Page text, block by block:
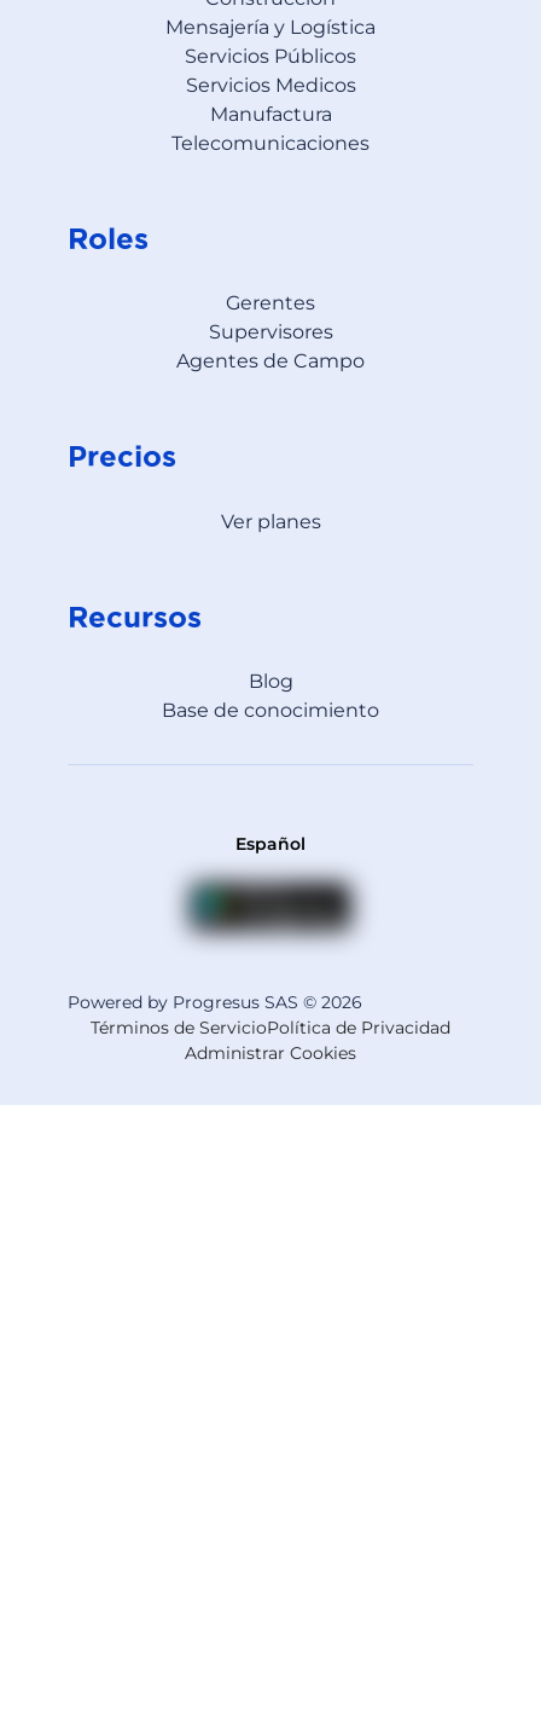
Mensajería y Logística
Servicios Públicos
Servicios Medicos
Manufactura
Telecomunicaciones
Roles
Gerentes
Supervisores
Agentes de Campo
Precios
Ver planes
Recursos
Blog
Base de conocimiento
Español
Powered by Progresus SAS © 2026
Términos de ServicioPolítica de Privacidad
Administrar Cookies